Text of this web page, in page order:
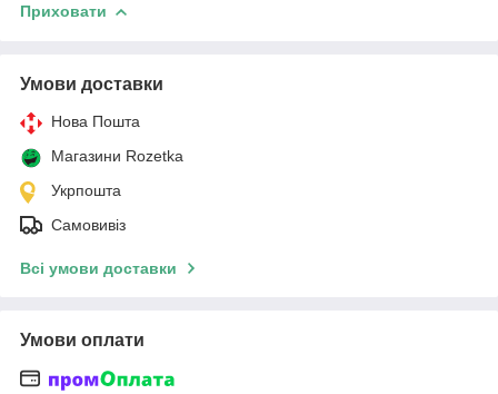
Приховати
Умови доставки
Нова Пошта
Магазини Rozetka
Укрпошта
Самовивіз
Всі умови доставки
Умови оплати